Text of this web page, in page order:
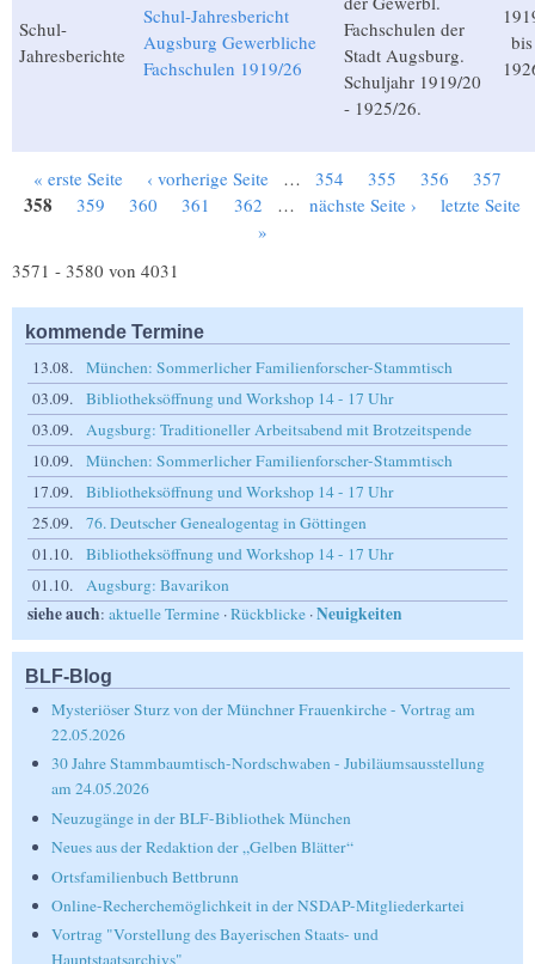
Schul-
Jahresberichte
Schul-Jahresbericht
Augsburg Gewerbliche
Fachschulen 1919/26
Fachschulen der
Stadt Augsburg.
Schuljahr 1919/20
- 1925/26.
bis
Seiten
« erste Seite ‹ vorherige Seite … 354 355 356 357
358 359 360 361 362 … nächste Seite ›
letzte Seite
»
3571 - 3580 von 4031
kommende Termine
13.08.
München: Sommerlicher Familienforscher-Stammtisch
03.09.
Bibliotheksöffnung und Workshop 14 - 17 Uhr
03.09.
Augsburg: Traditioneller Arbeitsabend mit Brotzeitspende
10.09.
München: Sommerlicher Familienforscher-Stammtisch
17.09.
Bibliotheksöffnung und Workshop 14 - 17 Uhr
25.09.
76. Deutscher Genealogentag in Göttingen
01.10.
Bibliotheksöffnung und Workshop 14 - 17 Uhr
01.10.
Augsburg: Bavarikon
siehe auch: aktuelle Termine ·Rückblicke ·Neuigkeiten
BLF-Blog
Mysteriöser Sturz von der Münchner Frauenkirche - Vortrag am
22.05.2026
30 Jahre Stammbaumtisch-Nordschwaben - Jubiläumsausstellung
am 24.05.2026
Neuzugänge in der BLF-Bibliothek München
Neues aus der Redaktion der „Gelben Blätter“
Ortsfamilienbuch Bettbrunn
Online-Recherchemöglichkeit in der NSDAP-Mitgliederkartei
Vortrag "Vorstellung des Bayerischen Staats- und
Hauptstaatsarchivs"